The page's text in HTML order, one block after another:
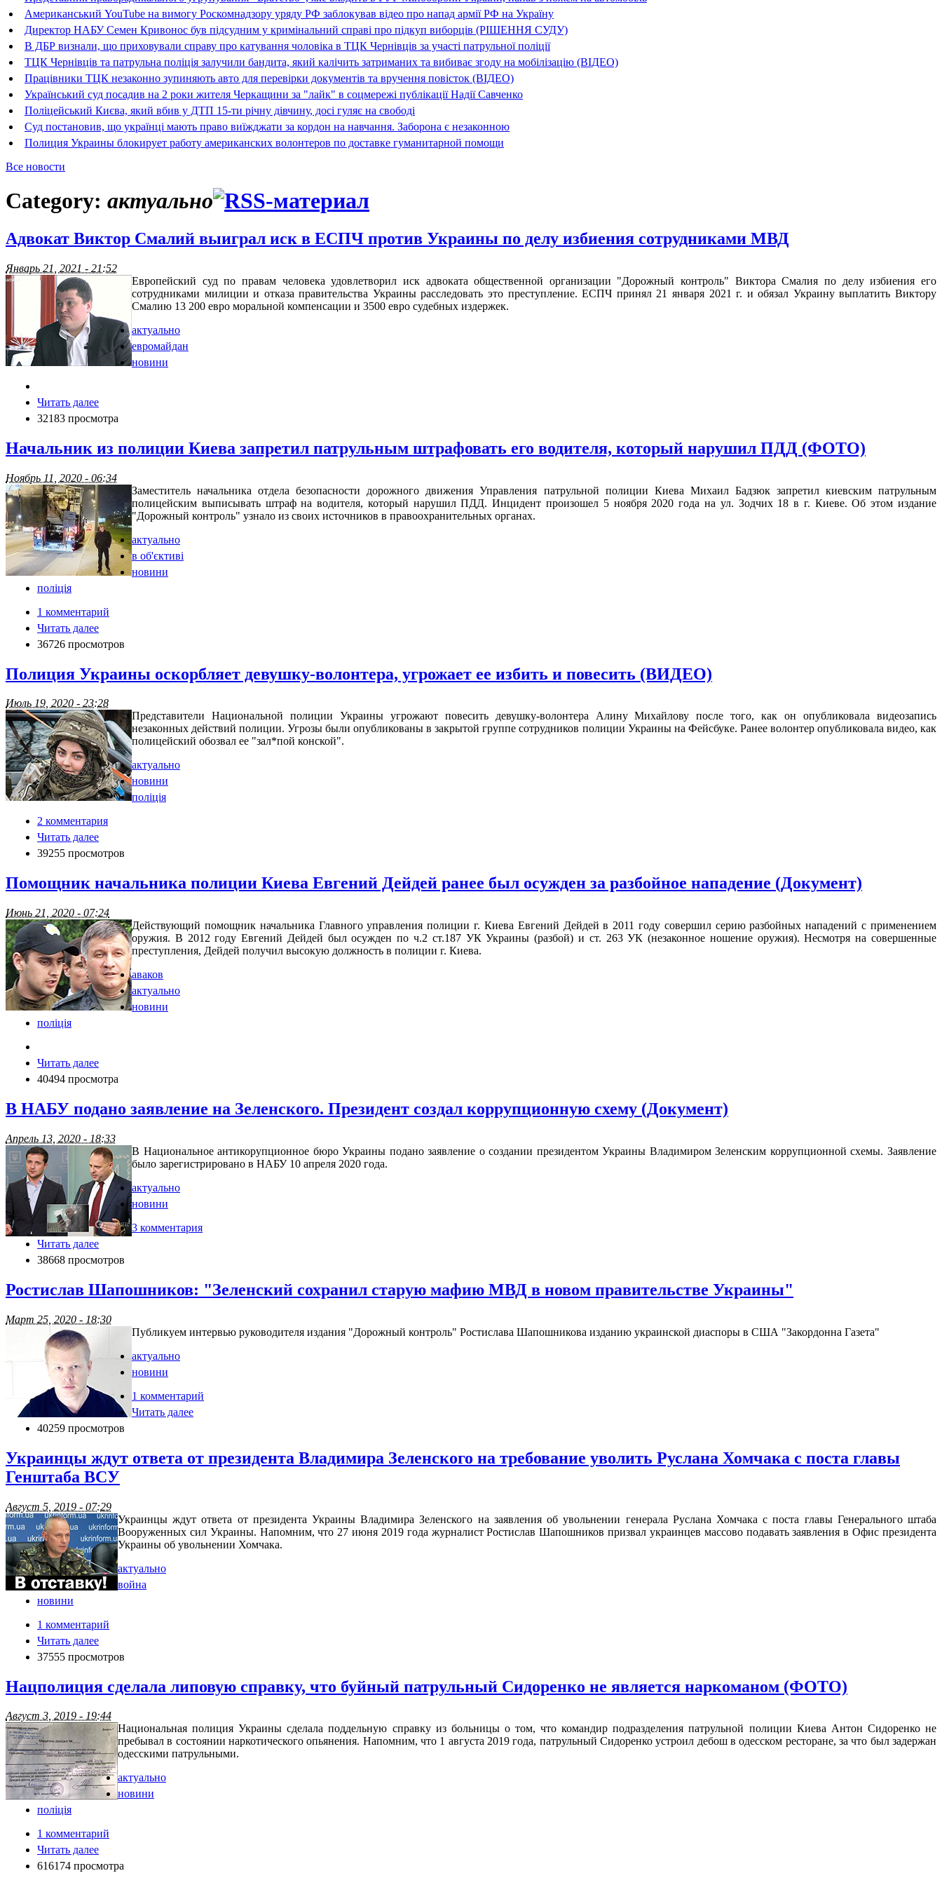
Американський YouTube на вимогу Роскомнадзору уряду РФ заблокував відео про напад армії РФ на Україну
Директор НАБУ Семен Кривонос був підсудним у кримінальний справі про підкуп виборців (РІШЕННЯ СУДУ)
В ДБР визнали, що приховували справу про катування чоловіка в ТЦК Чернівців за участі патрульної поліції
ТЦК Чернівців та патрульна поліція залучили бандита, який калічить затриманих та вибиває згоду на мобілізацію (ВІДЕО)
Працівники ТЦК незаконно зупиняють авто для перевірки документів та вручення повісток (ВІДЕО)
Український суд посадив на 2 роки жителя Черкащини за "лайк" в соцмережі публікації Надії Савченко
Поліцейський Києва, який вбив у ДТП 15-ти річну дівчину, досі гуляє на свободі
Суд постановив, що українці мають право виїжджати за кордон на навчання. Заборона є незаконною
Полиция Украины блокирует работу американских волонтеров по доставке гуманитарной помощи
Все новости
Category: актуально
Адвокат Виктор Смалий выиграл иск в ЕСПЧ против Украины по делу избиения сотрудниками МВД
Январь 21, 2021 - 21:52
Европейский суд по правам человека удовлетворил иск адвоката общественной организации "Дорожный контроль" Виктора Смалия по делу избиения его
сотрудниками милиции и отказа правительства Украины расследовать это преступление. ЕСПЧ принял 21 января 2021 г. и обязал Украину выплатить Виктору
Смалию 13 200 евро моральной компенсации и 3500 евро судебных издержек.
актуально
евромайдан
новини
Читать далее
32183 просмотра
Начальник из полиции Киева запретил патрульным штрафовать его водителя, который нарушил ПДД (ФОТО)
Ноябрь 11, 2020 - 06:34
Заместитель начальника отдела безопасности дорожного движения Управления патрульной полиции Киева Михаил Бадзюк запретил киевским патрульным
полицейским выписывать штраф на водителя, который нарушил ПДД. Инцидент произошел 5 ноября 2020 года на ул. Зодчих 18 в г. Киеве. Об этом издание
"Дорожный контроль" узнало из своих источников в правоохранительных органах.
актуально
в об'єктиві
новини
поліція
1 комментарий
Читать далее
36726 просмотров
Полиция Украины оскорбляет девушку-волонтера, угрожает ее избить и повесить (ВИДЕО)
Июль 19, 2020 - 23:28
Представители Национальной полиции Украины угрожают повесить девушку-волонтера Алину Михайлову после того, как он опубликовала видеозапись
незаконных действий полиции. Угрозы были опубликованы в закрытой группе сотрудников полиции Украины на Фейсбуке. Ранее волонтер опубликовала видео, как
полицейский обозвал ее "зал*пой конской".
актуально
новини
поліція
2 комментария
Читать далее
39255 просмотров
Помощник начальника полиции Киева Евгений Дейдей ранее был осужден за разбойное нападение (Документ)
Июнь 21, 2020 - 07:24
Действующий помощник начальника Главного управления полиции г. Киева Евгений Дейдей в 2011 году совершил серию разбойных нападений с применением
оружия. В 2012 году Евгений Дейдей был осужден по ч.2 ст.187 УК Украины (разбой) и ст. 263 УК (незаконное ношение оружия). Несмотря на совершенные
преступления, Дейдей получил высокую должность в полиции г. Киева.
аваков
актуально
новини
поліція
Читать далее
40494 просмотра
В НАБУ подано заявление на Зеленского. Президент создал коррупционную схему (Документ)
Апрель 13, 2020 - 18:33
В Национальное антикорупционное бюро Украины подано заявление о создании президентом Украины Владимиром Зеленским коррупционной схемы. Заявление
было зарегистрировано в НАБУ 10 апреля 2020 года.
актуально
новини
3 комментария
Читать далее
38668 просмотров
Ростислав Шапошников: "Зеленский сохранил старую мафию МВД в новом правительстве Украины"
Март 25, 2020 - 18:30
Публикуем интервью руководителя издания "Дорожный контроль" Ростислава Шапошникова изданию украинской диаспоры в США "Закордонна Газета"
актуально
новини
1 комментарий
Читать далее
40259 просмотров
Украинцы ждут ответа от президента Владимира Зеленского на требование уволить Руслана Хомчака с поста главы
Генштаба ВСУ
Август 5, 2019 - 07:29
Украинцы ждут ответа от президента Украины Владимира Зеленского на заявления об увольнении генерала Руслана Хомчака с поста главы Генерального штаба
Вооруженных сил Украины. Напомним, что 27 июня 2019 года журналист Ростислав Шапошников призвал украинцев массово подавать заявления в Офис президента
Украины об увольнении Хомчака.
актуально
война
новини
1 комментарий
Читать далее
37555 просмотров
Нацполиция сделала липовую справку, что буйный патрульный Сидоренко не является наркоманом (ФОТО)
Август 3, 2019 - 19:44
Национальная полиция Украины сделала поддельную справку из больницы о том, что командир подразделения патрульной полиции Киева Антон Сидоренко не
пребывал в состоянии наркотического опьянения. Напомним, что 1 августа 2019 года, патрульный Сидоренко устроил дебош в одесском ресторане, за что был задержан
одесскими патрульными.
актуально
новини
поліція
1 комментарий
Читать далее
616174 просмотра